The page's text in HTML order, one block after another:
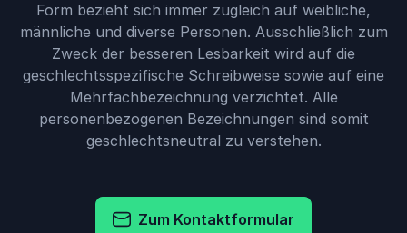
Form bezieht sich immer zugleich auf weibliche,
männliche und diverse Personen. Ausschließlich zum
Zweck der besseren Lesbarkeit wird auf die
geschlechtsspezifische Schreibweise sowie auf eine
Mehrfachbezeichnung verzichtet. Alle
personenbezogenen Bezeichnungen sind somit
geschlechtsneutral zu verstehen.
Zum Kontaktformular